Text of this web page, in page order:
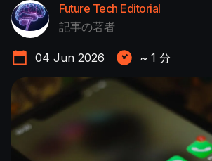
Future Tech Editorial
記事の著者
04 Jun 2026 ~ 1 分